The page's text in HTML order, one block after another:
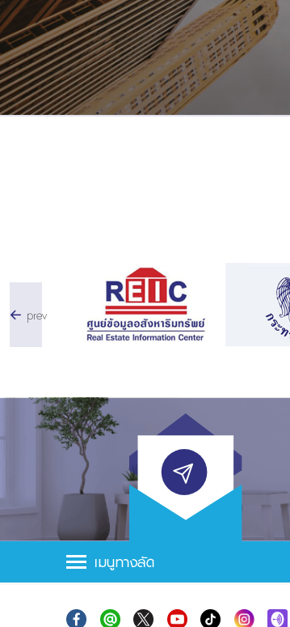
prev
เมนูทางลัด